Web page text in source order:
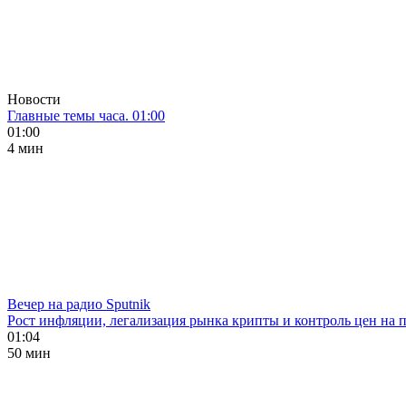
Новости
Главные темы часа. 01:00
01:00
4 мин
Вечер на радио Sputnik
Рост инфляции, легализация рынка крипты и контроль цен на
01:04
50 мин